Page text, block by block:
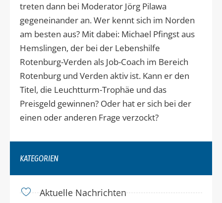
treten dann bei Moderator Jörg Pilawa
gegeneinander an. Wer kennt sich im Norden
am besten aus? Mit dabei: Michael Pfingst aus
Hemslingen, der bei der Lebenshilfe
Rotenburg-Verden als Job-Coach im Bereich
Rotenburg und Verden aktiv ist. Kann er den
Titel, die Leuchtturm-Trophäe und das
Preisgeld gewinnen? Oder hat er sich bei der
einen oder anderen Frage verzockt?
KATEGORIEN
Aktuelle Nachrichten